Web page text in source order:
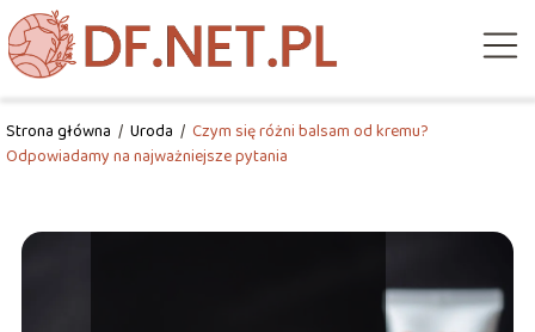
Strona główna / Uroda / Czym się różni balsam od kremu?
Odpowiadamy na najważniejsze pytania